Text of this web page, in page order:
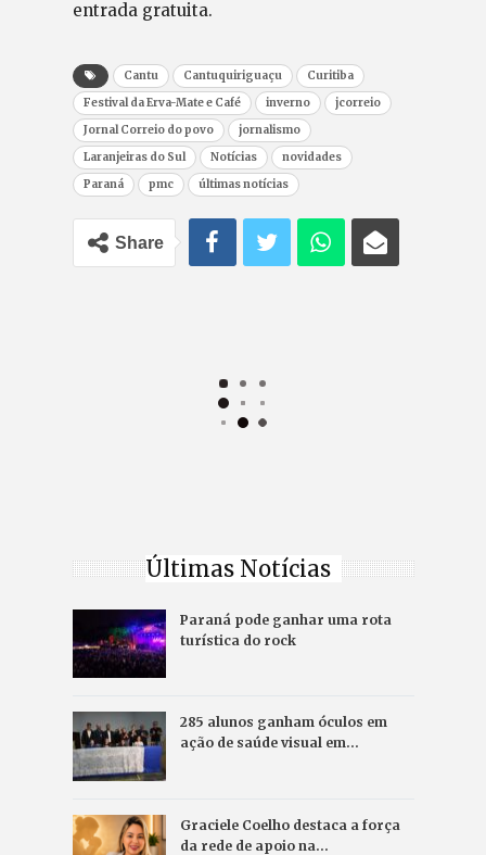
entrada gratuita.
Cantu Cantuquiriguaçu
Curitiba
Festival da Erva-Mate e Café
inverno
jcorreio
Jornal Correio do povo
jornalismo
Laranjeiras do Sul
Notícias
novidades
Paraná
pmc últimas notícias
Share
Últimas Notícias
Paraná pode ganhar uma rota
turística do rock
285 alunos ganham óculos em
ação de saúde visual em…
Graciele Coelho destaca a força
da rede de apoio na…